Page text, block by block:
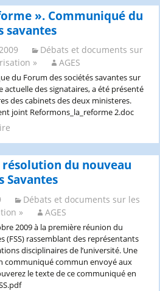
». Communiqué du
savantes
Débats et documents sur
»
AGES
du Forum des sociétés savantes sur
actuelle des signataires, a été présenté
des cabinets des deux ministeres.
joint Reformons_la_reforme 2.doc
résolution du nouveau
Savantes
Débats et documents sur les
»
AGES
2009 à la première réunion du
(FSS) rassemblant des représentants
disciplinaires de l’université. Une
communiqué commun envoyé aux
le texte de ce communiqué en